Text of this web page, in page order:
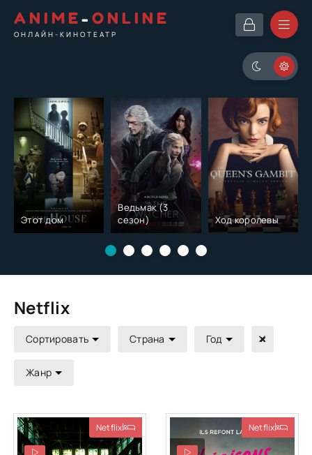
ANIME- ONLINE
ОНЛАЙН-КИНОТЕАТР
Этот дом
Ведьмак (3
сезон)
Ход королевы
Netflix
Сортировать Страна Год
Жанр
Netflix Netflix